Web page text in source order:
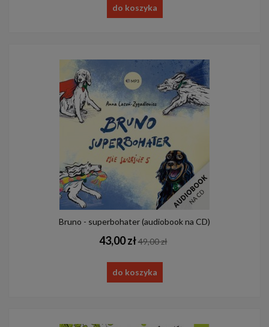
do koszyka
Bruno - superbohater (audiobook na CD)
43,00 zł49,00 zł
do koszyka